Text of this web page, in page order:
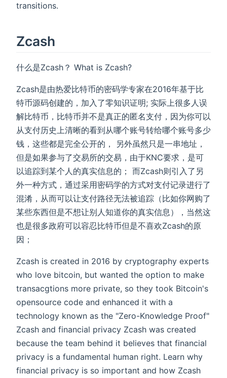
transitions.
Zcash
什么是Zcash？ What is Zcash?
Zcash是由热爱比特币的密码学专家在2016年基于比
特币源码创建的，加入了零知识证明; 实际上很多人误
解比特币，比特币并不是真正的匿名支付，因为你可以
从支付历史上清晰的看到从哪个账号转给哪个账号多少
钱，这些都是完全公开的， 另外虽然只是一串地址，
但是如果参与了交易所的交易，由于KNC要求，是可
以追踪到某个人的真实信息的； 而Zcash则引入了另
外一种方式，通过采用密码学的方式对支付记录进行了
混淆，从而可以让支付路径无法被追踪（比如你网购了
某些东西但是不想让别人知道你的真实信息），当然这
也是很多政府可以容忍比特币但是不喜欢Zcash的原
因；
Zcash is created in 2016 by cryptography experts
who love bitcoin, but wanted the option to make
transacgtions more private, so they took Bitcoin's
opensource code and enhanced it with a
technology known as the "Zero-Knowledge Proof"
Zcash and financial privacy Zcash was created
because the team behind it believes that financial
privacy is a fundamental human right. Learn why
financial privacy is so important and how Zcash